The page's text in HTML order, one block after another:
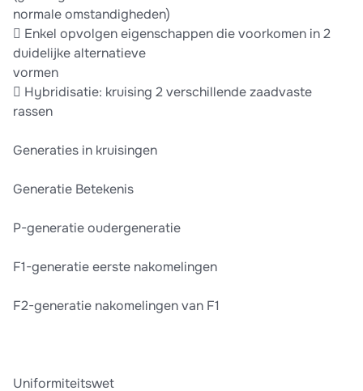
normale omstandigheden)
 Enkel opvolgen eigenschappen die voorkomen in 2
duidelijke alternatieve
vormen
 Hybridisatie: kruising 2 verschillende zaadvaste
rassen
Generaties in kruisingen
Generatie Betekenis
P-generatie oudergeneratie
F1-generatie eerste nakomelingen
F2-generatie nakomelingen van F1
Uniformiteitswet